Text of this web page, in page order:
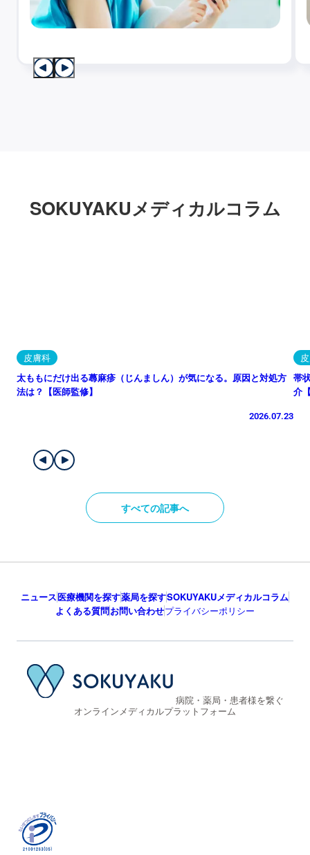
SOKUYAKUメディカルコラム
皮膚科
太ももにだけ出る蕁麻疹（じんましん）が気になる。原因と対処方
法は？【医師監修】
2026.07.23
帯
介
すべての記事へ
ニュース医療機関を探す薬局を探すSOKUYAKUメディカルコラム
よくある質問お問い合わせプライバシーポリシー
病院・薬局・患者様を繋ぐ
オンラインメディカルプラットフォーム